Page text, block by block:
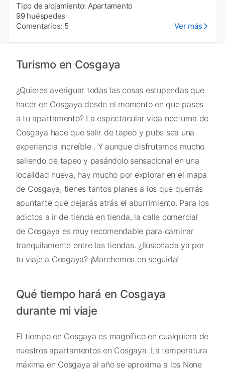
Tipo de alojamiento: Apartamento
99 huéspedes
Comentarios: 5
Ver más
Turismo en Cosgaya
¿Quieres averiguar todas las cosas estupendas que
hacer en Cosgaya desde el momento en que pases
a tu apartamento? La espectacular vida nocturna de
Cosgaya hace que salir de tapeo y pubs sea una
experiencia increíble . Y aunque disfrutamos mucho
saliendo de tapeo y pasándolo sensacional en una
localidad nueva, hay mucho por explorar en el mapa
de Cosgaya, tienes tantos planes a los que querrás
apuntarte que dejarás atrás el aburrimiento. Para los
adictos a ir de tienda en tienda, la calle comercial
de Cosgaya es muy recomendable para caminar
tranquilamente entre las tiendas. ¿Ilusionada ya por
tu viaje a Cosgaya? ¡Marchemos en seguida!
Qué tiempo hará en Cosgaya
durante mi viaje
El tiempo en Cosgaya es magnífico en cualquiera de
nuestros apartamentos en Cosgaya. La temperatura
máxima en Cosgaya al año se aproxima a los None